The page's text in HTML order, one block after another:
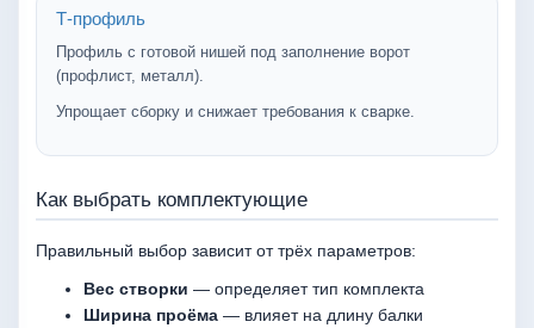
Т-профиль
Профиль с готовой нишей под заполнение ворот
(профлист, металл).
Упрощает сборку и снижает требования к сварке.
Как выбрать комплектующие
Правильный выбор зависит от трёх параметров:
Вес створки — определяет тип комплекта
Ширина проёма — влияет на длину балки